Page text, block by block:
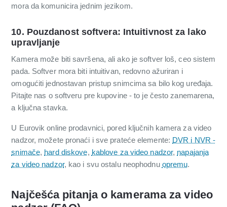
mora da komunicira jednim jezikom.
10. Pouzdanost softvera: Intuitivnost za lako
upravljanje
Kamera može biti savršena, ali ako je softver loš, ceo sistem
pada. Softver mora biti intuitivan, redovno ažuriran i
omogućiti jednostavan pristup snimcima sa bilo kog uređaja.
Pitajte nas o softveru pre kupovine - to je često zanemarena,
a ključna stavka.
U Eurovik online prodavnici, pored ključnih kamera za video
nadzor, možete pronaći i sve prateće elemente: DVR i NVR -
snimače, hard diskove, kablove za video nadzor, napajanja
za video nadzor, kao i svu ostalu neophodnu opremu.
Najčešća pitanja o kamerama za video